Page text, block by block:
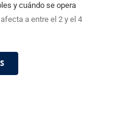
y cuándo se opera
a entre el 2 y el 4